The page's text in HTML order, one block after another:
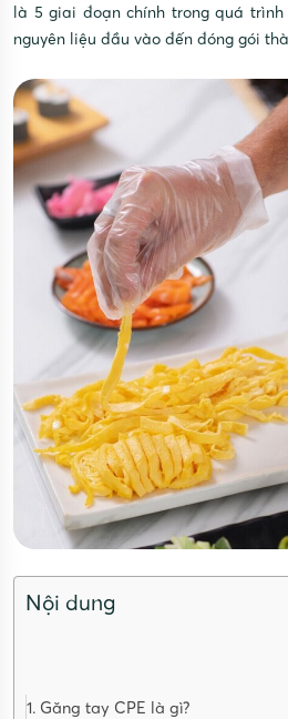
là 5 giai đoạn chính trong quá
nguyên liệu đầu vào đến đóng gói
Nội dung
1. Găng tay CPE là gì?